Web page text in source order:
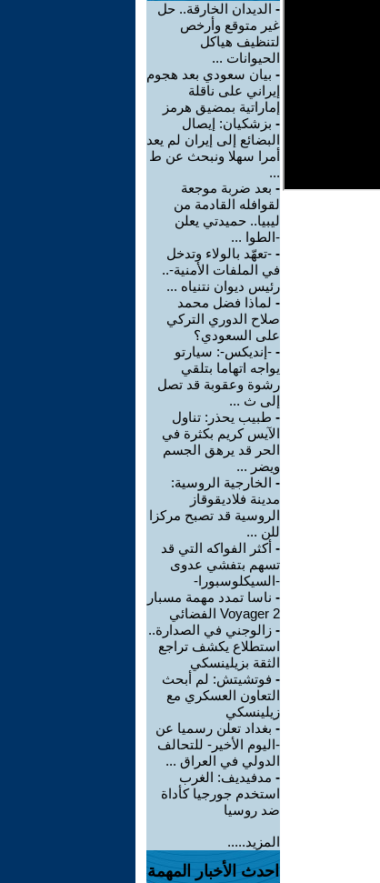
- الديدان الخارقة.. حل
غير متوقع وأرخص
لتنظيف هياكل
الحيوانات ...
- بيان سعودي بعد هجوم
إيراني على ناقلة
إماراتية بمضيق هرمز
- بزشكيان: إيصال
البضائع إلى إيران لم يعد
أمرا سهلا ونبحث عن ط
...
- بعد ضربة موجعة
لقوافله القادمة من
ليبيا.. حميدتي يعلن
-الطوا ...
- -تعهّد بالولاء وتدخل
في الملفات الأمنية-..
رئيس ديوان نتنياه ...
- لماذا فضل محمد
صلاح الدوري التركي
على السعودي؟
- -إنديكس-: سيارتو
يواجه اتهاما بتلقي
رشوة وعقوبة قد تصل
إلى ث ...
- طبيب يحذر: تناول
الآيس كريم بكثرة في
الحر قد يرهق الجسم
ويضر ...
- الخارجية الروسية:
مدينة فلاديقوقاز
الروسية قد تصبح مركزا
للن ...
- أكثر الفواكه التي قد
تسهم بتفشي عدوى
-السيكلوسبورا-
- ناسا تمدد مهمة مسبار
Voyager 2 الفضائي
- زالوجني في الصدارة..
استطلاع يكشف تراجع
الثقة بزيلينسكي
- فوتشيتش: لم أبحث
التعاون العسكري مع
زيلينسكي
- بغداد تعلن رسميا عن
-اليوم الأخير- للتحالف
الدولي في العراق ...
- مدفيديف: الغرب
استخدم جورجيا كأداة
ضد روسيا
المزيد.....
احدث الأخبار المهمة